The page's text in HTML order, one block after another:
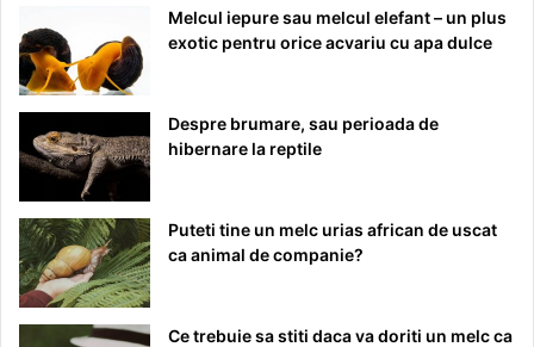
Melcul iepure sau melcul elefant – un plus
exotic pentru orice acvariu cu apa dulce
Despre brumare, sau perioada de
hibernare la reptile
Puteti tine un melc urias african de uscat
ca animal de companie?
Ce trebuie sa stiti daca va doriti un melc ca